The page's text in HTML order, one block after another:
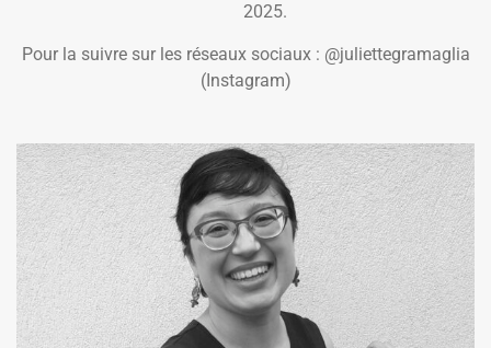
2025.
Pour la suivre sur les réseaux sociaux : @juliettegramaglia
(Instagram)